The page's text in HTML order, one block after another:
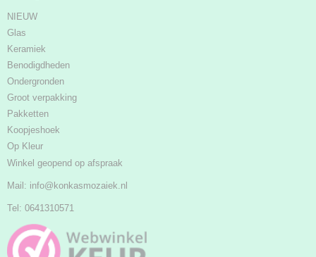
NIEUW
Glas
Keramiek
Benodigdheden
Ondergronden
Groot verpakking
Pakketten
Koopjeshoek
Op Kleur
Winkel geopend op afspraak
Mail: info@konkasmozaiek.nl
Tel: 0641310571